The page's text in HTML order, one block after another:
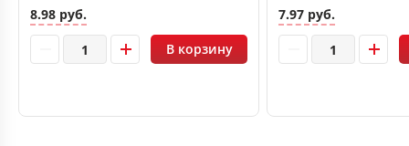
8.98 руб.
В корзину
7.97 руб.